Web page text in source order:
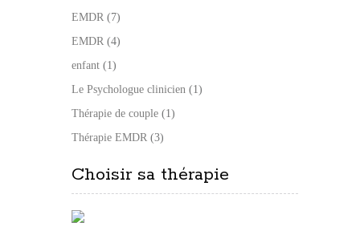
EMDR (7)
EMDR (4)
enfant (1)
Le Psychologue clinicien (1)
Thérapie de couple (1)
Thérapie EMDR (3)
Choisir sa thérapie